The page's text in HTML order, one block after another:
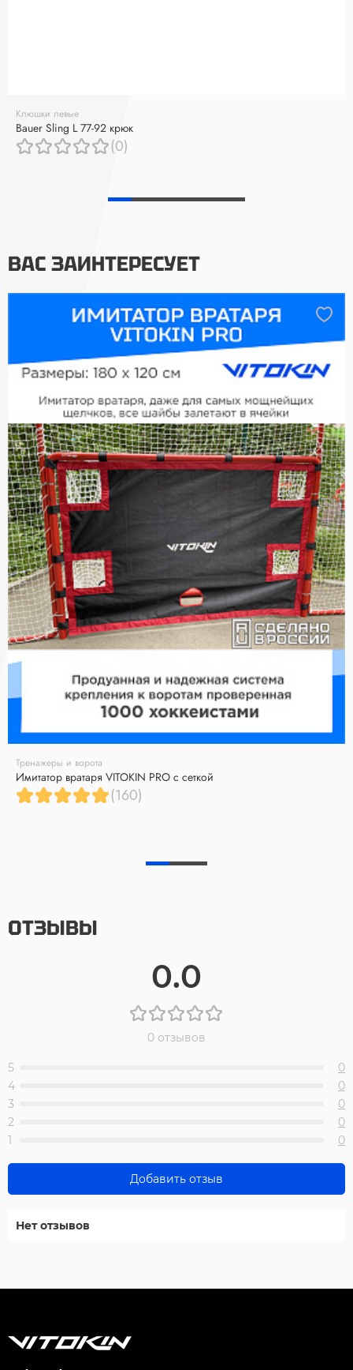
Клюшки левые
Bauer Sling L 77-92 крюк
(0)
ВАС ЗАИНТЕРЕСУЕТ
Тренажеры и ворота
Имитатор вратаря VITOKIN PRO с сеткой
(160)
ОТЗЫВЫ
0.0
0 отзывов
5
0
4
0
3
0
2
0
1
0
Добавить отзыв
Нет отзывов